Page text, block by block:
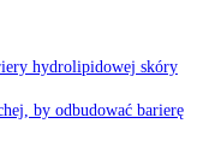
hydrolipidowej skóry
by odbudować barierę